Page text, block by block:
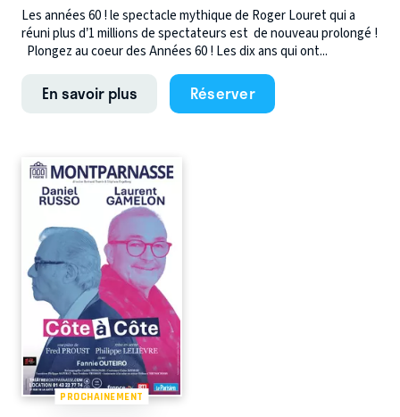
Les années 60 ! le spectacle mythique de Roger Louret qui a
réuni plus d’1 millions de spectateurs est de nouveau prolongé !
Plongez au coeur des Années 60 ! Les dix ans qui ont...
En savoir plus Réserver
PROCHAINEMENT